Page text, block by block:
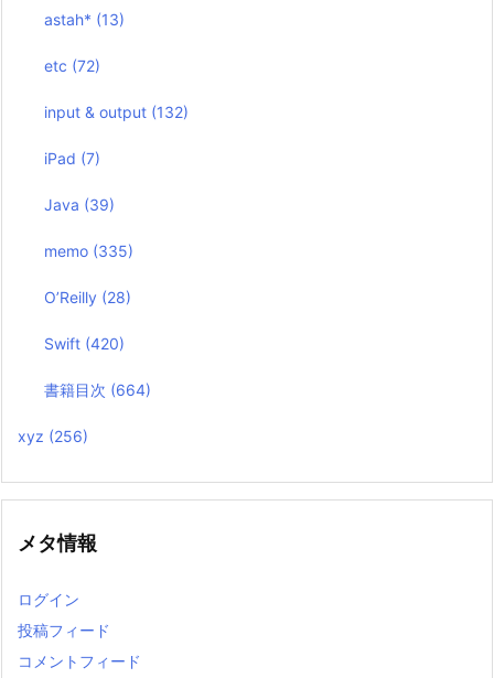
astah* (13)
etc (72)
input & output (132)
iPad (7)
Java (39)
memo (335)
O’Reilly (28)
Swift (420)
書籍目次 (664)
xyz (256)
メタ情報
ログイン
投稿フィード
コメントフィード